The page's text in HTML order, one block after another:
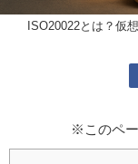
ISO20022とは？仮
※このペ